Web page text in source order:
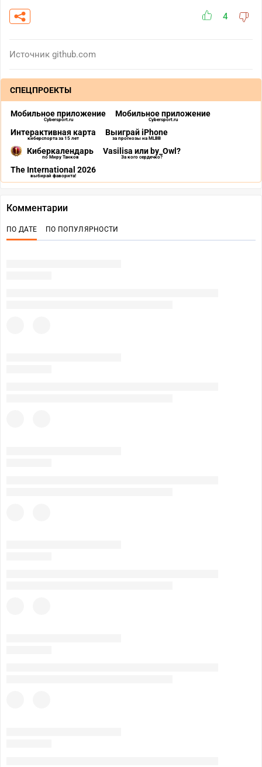
4
Источник github.com
СПЕЦПРОЕКТЫ
Мобильное приложение
Cybersport.ru
Мобильное приложение
Cybersport.ru
Интерактивная карта
киберспорта за 15 лет
Выиграй iPhone
за прогнозы на MLBB
Киберкалендарь
по Миру Танков
Vasilisa или by_Owl?
За кого сердечко?
The International 2026
выбирай фаворита!
Комментарии
ПО ДАТЕ ПО ПОПУЛЯРНОСТИ